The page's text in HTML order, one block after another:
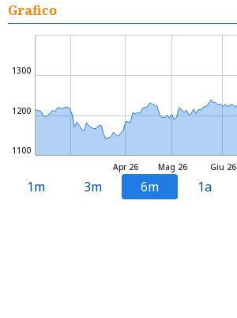
Grafico
Mag 26
Apr 26 Giu 26
1100
1200
1300
1m 3m 6m 1a